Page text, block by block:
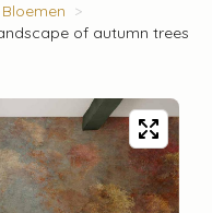
Bloemen
of autumn trees